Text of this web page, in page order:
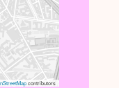
contributors